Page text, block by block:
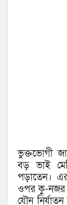
ভুক্তভোগী
বড় ভাই
পড়াতেন।
ওপর কু-নজর
যৌন